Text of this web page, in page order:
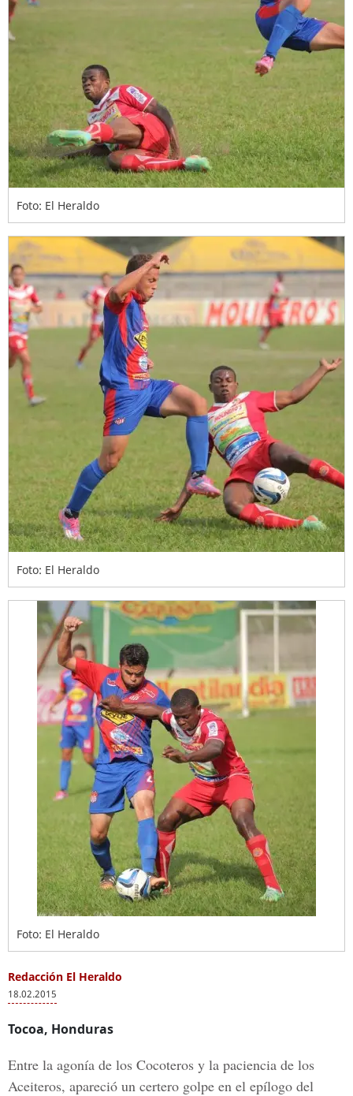
Foto: El Heraldo
Foto: El Heraldo
Foto: El Heraldo
Redacción El Heraldo
18.02.2015
Tocoa, Honduras
Entre la agonía de los Cocoteros y la paciencia de los
Aceiteros, apareció un certero golpe en el epílogo del